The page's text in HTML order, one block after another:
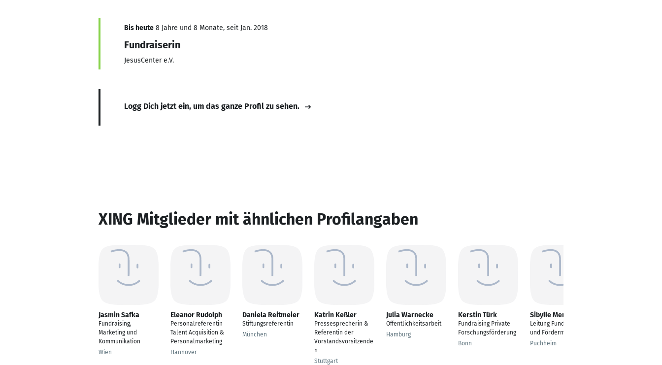
Bis heute 8 Jahre und 8 Monate, seit Jan. 2018
Fundraiserin
JesusCenter e.V.
Logg Dich jetzt ein, um das ganze Profil zu sehen.
XING Mitglieder mit ähnlichen Profilangaben
Jasmin Safka
Fundraising,
Marketing und
Kommunikation
Wien
Eleanor Rudolph
Personalreferentin
Talent Acquisition &
Personalmarketing
Hannover
Daniela Reitmeier
Stiftungsreferentin
München
Katrin Keßler
Pressesprecherin &
Referentin der
Vorstandsvorsitzende
n
Stuttgart
Julia Warnecke
Öffentlichkeitsarbeit
Hamburg
Kerstin Türk
Fundraising Private
Forschungsförderung
Bonn
Sibylle Merx
Leitung Fundraising
und Fördermitglieder
Puchheim